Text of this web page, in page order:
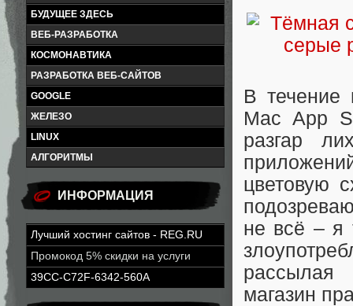
БУДУЩЕЕ ЗДЕСЬ
ВЕБ-РАЗРАБОТКА
КОСМОНАВТИКА
РАЗРАБОТКА ВЕБ-САЙТОВ
GOOGLE
ЖЕЛЕЗО
LINUX
АЛГОРИТМЫ
ИНФОРМАЦИЯ
Лучший хостинг сайтов - REG.RU
Промокод 5% скидки на услуги
39CC-C72F-6342-560A
В течение
Mac App
разгар
цветовую
не всё – я
рассылая
магазин